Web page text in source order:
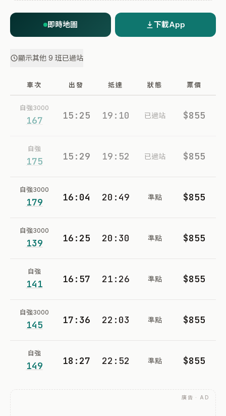
即時地圖 下載App
顯示其他 9 班已過站
車次 出發 抵達 狀態 票價
自強3000
167 15:25 19:10 已過站 $855
自強
175 15:29 19:52 已過站 $855
自強3000
179 16:04 20:49 準點 $855
自強3000
139 16:25 20:30 準點 $855
自強
141 16:57 21:26 準點 $855
自強3000
145 17:36 22:03 準點 $855
自強
149 18:27 22:52 準點 $855
廣告 · AD